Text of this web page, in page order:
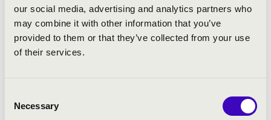
our social media, advertising and analytics partners who
may combine it with other information that you’ve
provided to them or that they’ve collected from your use
of their services.
Selection
Necessary